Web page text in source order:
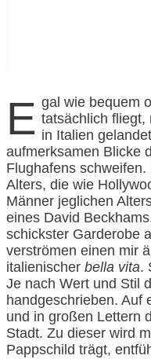
Egal wie bequem oder unbequem man nun tatsächlich fliegt,
in Italien
aufmerksamen Blicke
Flughafens
Alters, die wie
Männer jeglichen
eines David
schickster Garderobe
verströmen einen mir
italienischer bella vita.
Je nach Wert und Stil
handgeschrieben. Auf
und in großen Lettern
Stadt. Zu dieser wird
Pappschild trägt,